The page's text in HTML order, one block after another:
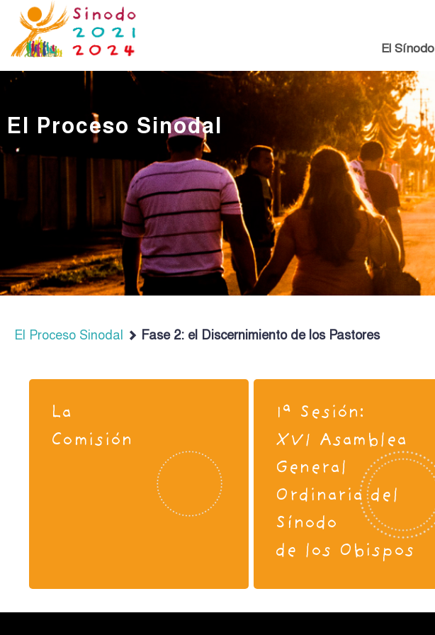
El Sínodo
El Proceso Sinodal
El Proceso Sinodal Fase 2: el Discernimiento de los Pastores
La
Comisión
1ª Sesión:
XVI Asamblea
General
Ordinaria del
Sínodo
de los Obispos